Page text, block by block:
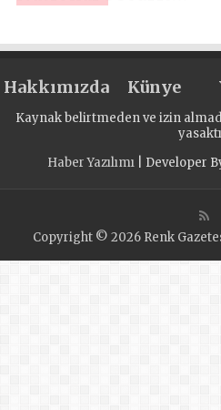
Republic of Iraq
Hakkımızda Künye
Kaynak belirtmeden ve izin
Haber Yazılımı| Developer
Copyright © 2026 Renk